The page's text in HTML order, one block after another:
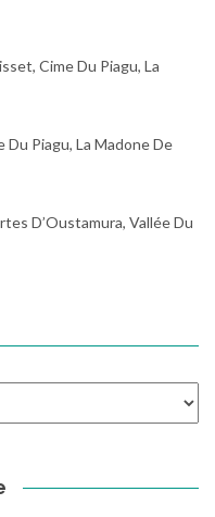
Cime Du Piagu, La
Piagu, La Madone De
D’Oustamura, Vallée Du